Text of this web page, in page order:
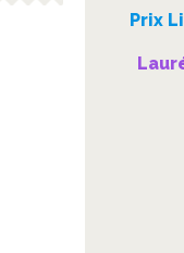
Prix